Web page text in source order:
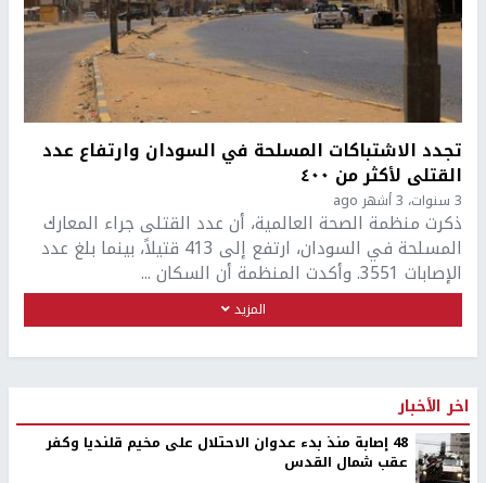
تجدد الاشتباكات المسلحة في السودان وارتفاع عدد
القتلى لأكثر من ٤٠٠
3 سنوات، 3 أشهر ago
ذكرت منظمة الصحة العالمية، أن عدد القتلى جراء المعارك
المسلحة في السودان، ارتفع إلى 413 قتيلاً، بينما بلغ عدد
الإصابات 3551. وأكدت المنظمة أن السكان ...
المزيد
اخر الأخبار
48 إصابة منذ بدء عدوان الاحتلال على مخيم قلنديا وكفر
عقب شمال القدس